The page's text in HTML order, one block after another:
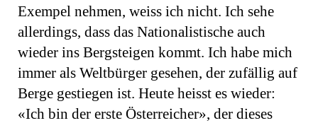
Exempel nehmen, weiss ich nicht. Ich sehe
allerdings, dass das Nationalistische auch
wieder ins Bergsteigen kommt. Ich habe mich
immer als Weltbürger gesehen, der zufällig auf
Berge gestiegen ist. Heute heisst es wieder:
«Ich bin der erste Österreicher», der dieses